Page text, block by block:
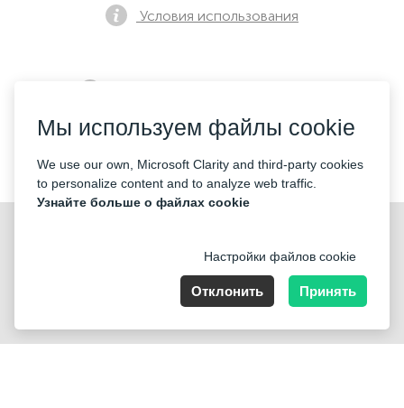
Условия использования
Контакты
Nummer der Firma: 40221 Düsseldorf, Registered address:
Мы используем файлы cookie
We use our own, Microsoft Clarity and third-party cookies
to personalize content and to analyze web traffic.
Узнайте больше о файлах cookie
Настройки файлов cookie
Отклонить Принять